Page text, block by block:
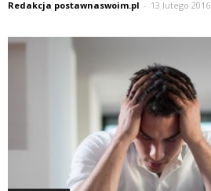
Redakcja postawnaswoim.pl - 13 lutego 2016